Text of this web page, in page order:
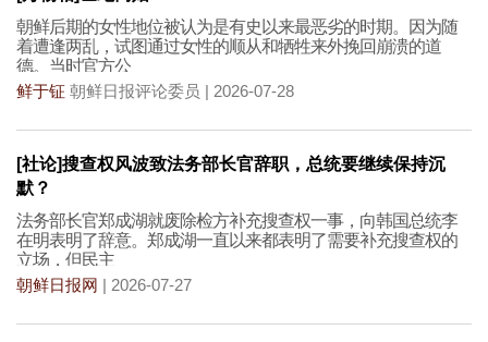
朝鲜后期的女性地位被认为是有史以来最恶劣的时期。因为随
着遭逢两乱，试图通过女性的顺从和牺牲来外挽回崩溃的道
德。当时官方公
鲜于钲 朝鲜日报评论委员 | 2026-07-28
[社论]搜查权风波致法务部长官辞职，总统要继续保持沉
默？
法务部长官郑成湖就废除检方补充搜查权一事，向韩国总统李
在明表明了辞意。郑成湖一直以来都表明了需要补充搜查权的
立场，但民主
朝鲜日报网 | 2026-07-27